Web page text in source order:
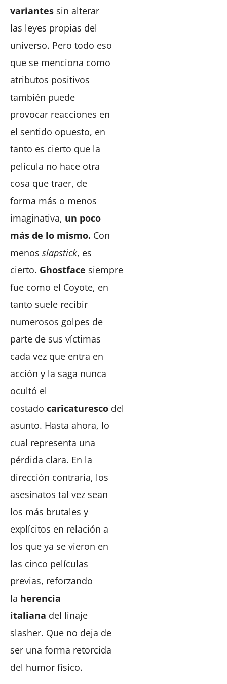
variantes sin alterar
las leyes propias del
universo. Pero todo eso
que se menciona como
atributos positivos
también puede
provocar reacciones en
el sentido opuesto, en
tanto es cierto que la
película no hace otra
cosa que traer, de
forma más o menos
imaginativa, un poco
más de lo mismo. Con
menos slapstick, es
cierto. Ghostface siempre
fue como el Coyote, en
tanto suele recibir
numerosos golpes de
parte de sus víctimas
cada vez que entra en
acción y la saga nunca
ocultó el
costado caricaturesco del
asunto. Hasta ahora, lo
cual representa una
pérdida clara. En la
dirección contraria, los
asesinatos tal vez sean
los más brutales y
explícitos en relación a
los que ya se vieron en
las cinco películas
previas, reforzando
la herencia
italiana del linaje
slasher. Que no deja de
ser una forma retorcida
del humor físico.